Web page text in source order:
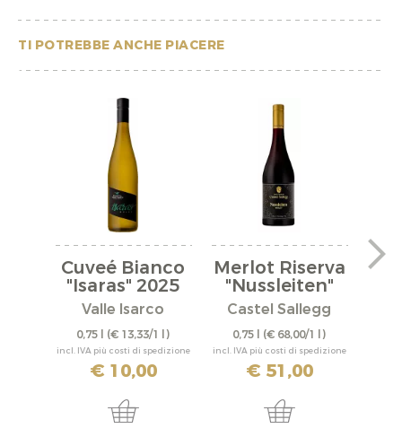
TI POTREBBE ANCHE PIACERE
Cuveé Bianco
"Isaras" 2025
Valle Isarco
0,75 l (€ 13,33/1 l)
incl. IVA più costi di spedizione
€ 10,00
Merlot Riserva
"Nussleiten"
2020
Castel Sallegg
0,75 l (€ 68,00/1 l)
incl. IVA più costi di spedizione
€ 51,00